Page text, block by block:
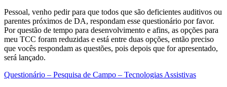
Pessoal, venho pedir para que todos que são deficientes auditivos ou
parentes próximos de DA, respondam esse questionário por favor.
Por questão de tempo para desenvolvimento e afins, as opções para
meu TCC foram reduzidas e está entre duas opções, então preciso
que vocês respondam as questões, pois depois que for apresentado,
será lançado.
Questionário – Pesquisa de Campo – Tecnologias Assistivas